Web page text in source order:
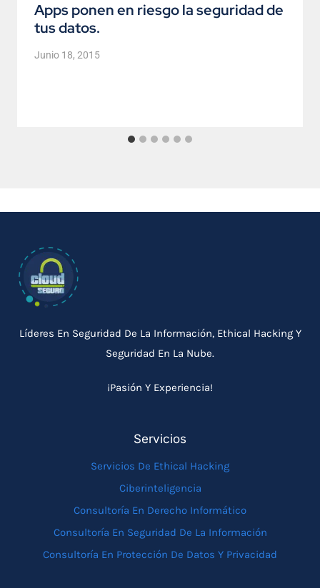
Apps ponen en riesgo la seguridad de
tus datos.
Junio 18, 2015
Líderes En Seguridad De La Información, Ethical Hacking Y
Seguridad En La Nube.
¡Pasión Y Experiencia!
Servicios
Servicios De Ethical Hacking
Ciberinteligencia
Consultoría En Derecho Informático
Consultoría En Seguridad De La Información
Consultoría En Protección De Datos Y Privacidad